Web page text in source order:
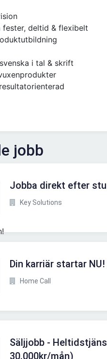
fester, deltid & flexibelt
i tal & skrift
jobb
Jobba direkt efter
Key Solutions
Din karriär startar NU!
Home Call
Säljjobb -
30.000kr/mån)